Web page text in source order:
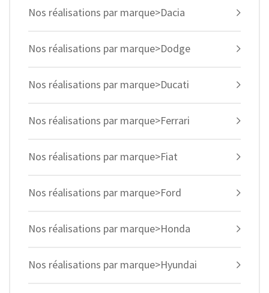
Nos réalisations par marque>Dacia
Nos réalisations par marque>Dodge
Nos réalisations par marque>Ducati
Nos réalisations par marque>Ferrari
Nos réalisations par marque>Fiat
Nos réalisations par marque>Ford
Nos réalisations par marque>Honda
Nos réalisations par marque>Hyundai